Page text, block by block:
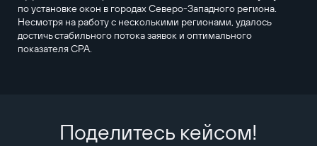
по установке окон в городах Северо-Западного региона.
Несмотря на работу с несколькими регионами, удалось
достичь стабильного потока заявок и оптимального
показателя CPA.
Поделитесь кейсом!